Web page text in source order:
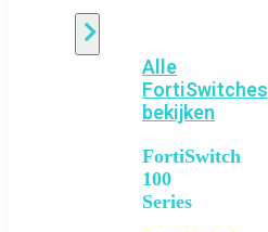
Alle
FortiSwitches
bekijken
FortiSwitch
100
Series